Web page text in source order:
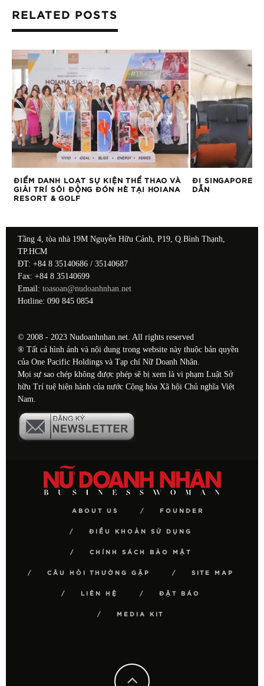
RELATED POSTS
ĐIỂM DANH LOẠT SỰ KIỆN THỂ THAO VÀ
GIẢI TRÍ SÔI ĐỘNG ĐÓN HÈ TẠI HOIANA
RESORT & GOLF
ĐI SINGAPORE
DẪN
Tầng 4, tòa nhà 19M Nguyễn Hữu Cảnh, P19, Q.Bình Thạnh,
TP.HCM
ĐT: +84 8 35140686 / 35140687
Fax: +84 8 35140699
Email: toasoan@nudoanhnhan.net
Hotline: 090 845 0854
© 2008 - 2023 Nudoanhnhan.net. All rights reserved
® Tất cả hình ảnh và nội dung trong website này thuộc bản quyền
của One Pacific Holdings và Tạp chí Nữ Doanh Nhân.
Mọi sự sao chép không được phép sẽ bị xem là vi phạm Luật Sở
hữu Trí tuệ hiện hành của nước Cộng hòa Xã hội Chủ nghĩa Việt
Nam.
ABOUT US FOUNDER
ĐIỀU KHOẢN SỬ DỤNG
CHÍNH SÁCH BẢO MẬT
CÂU HỎI THƯỜNG GẶP SITE MAP
LIÊN HỆ ĐẶT BÁO
MEDIA KIT